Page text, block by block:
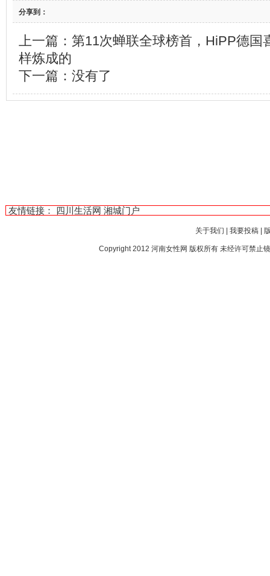
分享到：
上一篇： 第11次蝉联全球榜首，HiPP德国
样炼成的
下一篇：没有了
友情链接： 四川生活网 湘城门户
关于我们 我要投稿|
Copyright 2012 河南女性网 版权所有 未经许可禁止